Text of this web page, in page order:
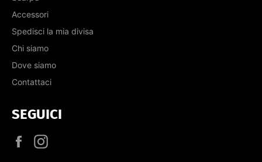
Accessori
Spedisci la mia divisa
Chi siamo
Dove siamo
Contattaci
SEGUICI
Facebook